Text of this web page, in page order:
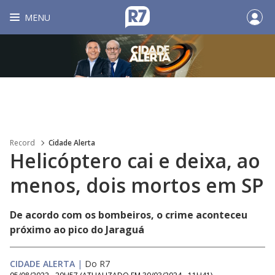
MENU
Record Cidade Alerta
Helicóptero cai e deixa, ao
menos, dois mortos em SP
De acordo com os bombeiros, o crime aconteceu
próximo ao pico do Jaraguá
CIDADE ALERTA | Do R7